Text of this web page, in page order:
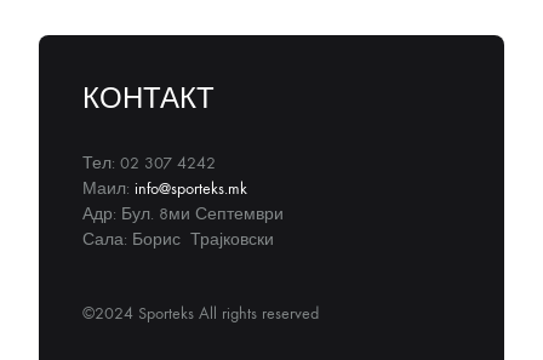
КОНТАКТ
Тел: 02 307 4242
Маил: info@sporteks.mk
Адр: Бул. 8ми Септември
Сала: Борис Трајковски
©2024 Sporteks All rights reserved